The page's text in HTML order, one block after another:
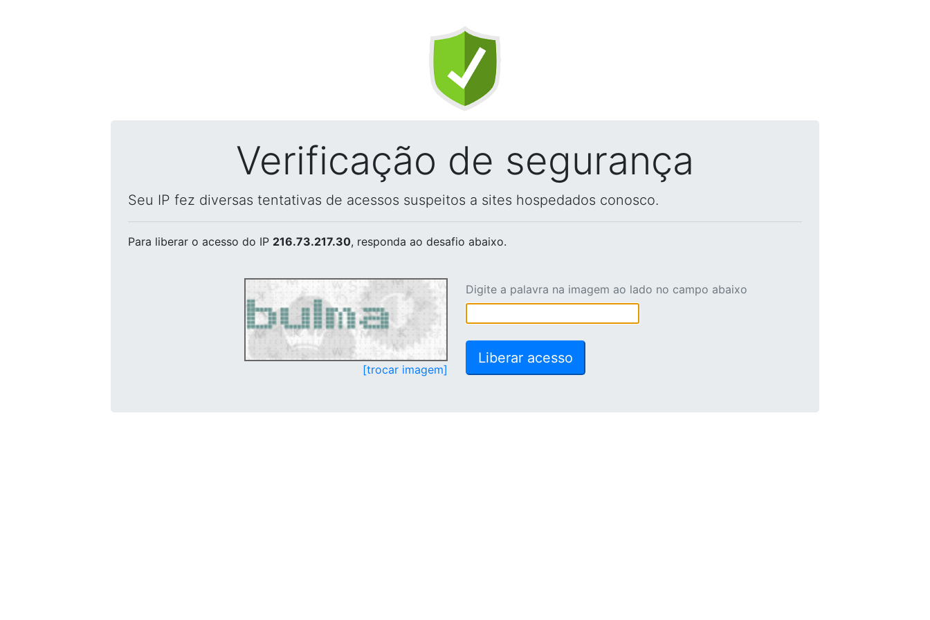
Verificação de segurança
Seu IP fez diversas tentativas de acessos suspeitos a sites hospedados conosco.
Para liberar o acesso do IP 216.73.217.30, responda ao desafio abaixo.
[trocar imagem]
Digite a palavra na imagem ao lado no campo abaixo